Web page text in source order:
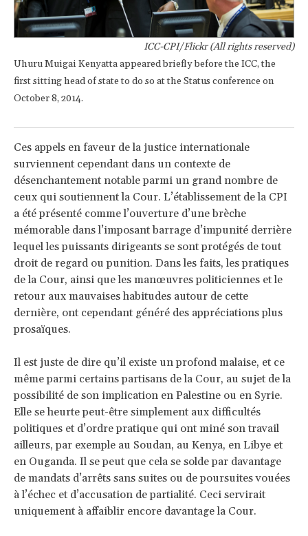
ICC-CPI/Flickr (All rights reserved)
Uhuru Muigai Kenyatta appeared briefly before the ICC, the
first sitting head of state to do so at the Status conference on
October 8, 2014.
Ces appels en faveur de la justice internationale
surviennent cependant dans un contexte de
désenchantement notable parmi un grand nombre de
ceux qui soutiennent la Cour. L’établissement de la CPI
a été présenté comme l’ouverture d’une brèche
mémorable dans l’imposant barrage d’impunité derrière
lequel les puissants dirigeants se sont protégés de tout
droit de regard ou punition. Dans les faits, les pratiques
de la Cour, ainsi que les manœuvres politiciennes et le
retour aux mauvaises habitudes autour de cette
dernière, ont cependant généré des appréciations plus
prosaïques.
Il est juste de dire qu’il existe un profond malaise, et ce
même parmi certains partisans de la Cour, au sujet de la
possibilité de son implication en Palestine ou en Syrie.
Elle se heurte peut-être simplement aux difficultés
politiques et d’ordre pratique qui ont miné son travail
ailleurs, par exemple au Soudan, au Kenya, en Libye et
en Ouganda. Il se peut que cela se solde par davantage
de mandats d’arrêts sans suites ou de poursuites vouées
à l’échec et d’accusation de partialité. Ceci servirait
uniquement à affaiblir encore davantage la Cour.